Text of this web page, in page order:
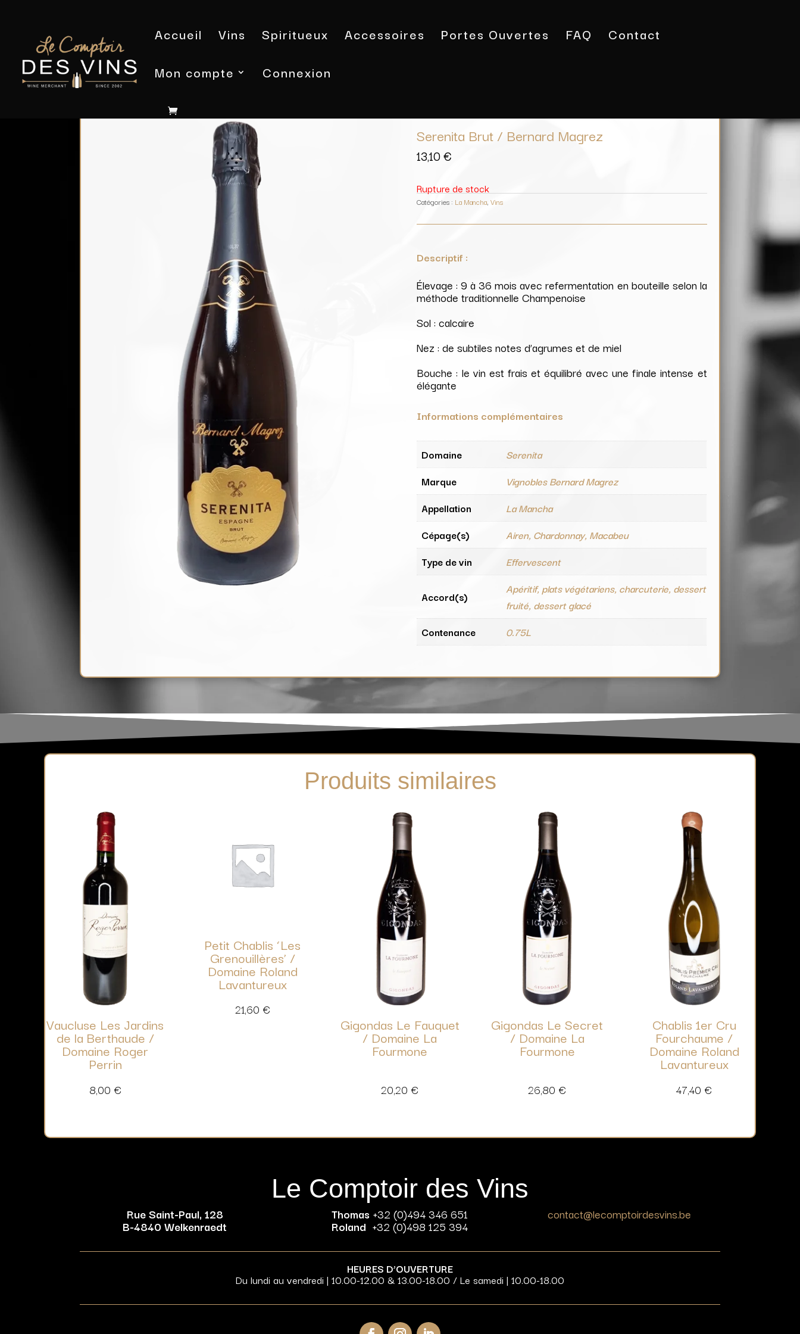
Accueil Vins Spiritueux Accessoires Portes Ouvertes FAQ
Contact
Mon compte
Connexion
Serenita Brut / Bernard Magrez
13,10€
Rupture de stock
Catégories : La Mancha,Vins
Descriptif :
Élevage : 9 à 36 mois avec refermentation en bouteille selon la
méthode traditionnelle Champenoise
Sol : calcaire
Nez : de subtiles notes d’agrumes et de miel
Bouche : le vin est frais et équilibré avec une finale intense et
élégante
Informations complémentaires
Domaine
Serenita
Marque
Vignobles Bernard Magrez
Appellation
La Mancha
Cépage(s)
Airen, Chardonnay, Macabeu
Type de vin
Effervescent
Accord(s)
Apéritif, plats végétariens, charcuterie, dessert
fruité, dessert glacé
Contenance
0.75L
Produits similaires
Vaucluse Les Jardins
de la Berthaude /
Domaine Roger
Perrin
8,00 €
Petit Chablis ‘Les
Grenouillères’ /
Domaine Roland
Lavantureux
21,60 €
Gigondas Le Fauquet
/ Domaine La
Fourmone
20,20 €
Gigondas Le Secret
/ Domaine La
Fourmone
26,80 €
Chablis 1er Cru
Fourchaume /
Domaine Roland
Lavantureux
47,40 €
Le Comptoir des Vins
Rue Saint-Paul, 128
B-4840 Welkenraedt
Thomas +32 (0)494 346 651
Roland +32 (0)498 125 394
contact@lecomptoirdesvins.be
HEURES D’OUVERTURE
Du lundi au vendredi | 10.00-12.00 & 13.00-18.00 / Le samedi | 10.00-18.00